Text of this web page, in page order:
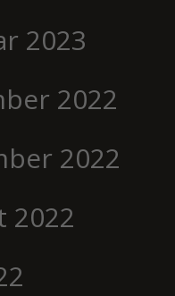
2023
2022
2022
2022